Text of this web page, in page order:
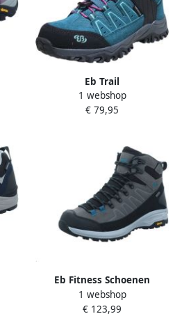
Eb Trail
1 webshop
€ 79,95
Eb Fitness Schoenen
1 webshop
€ 123,99